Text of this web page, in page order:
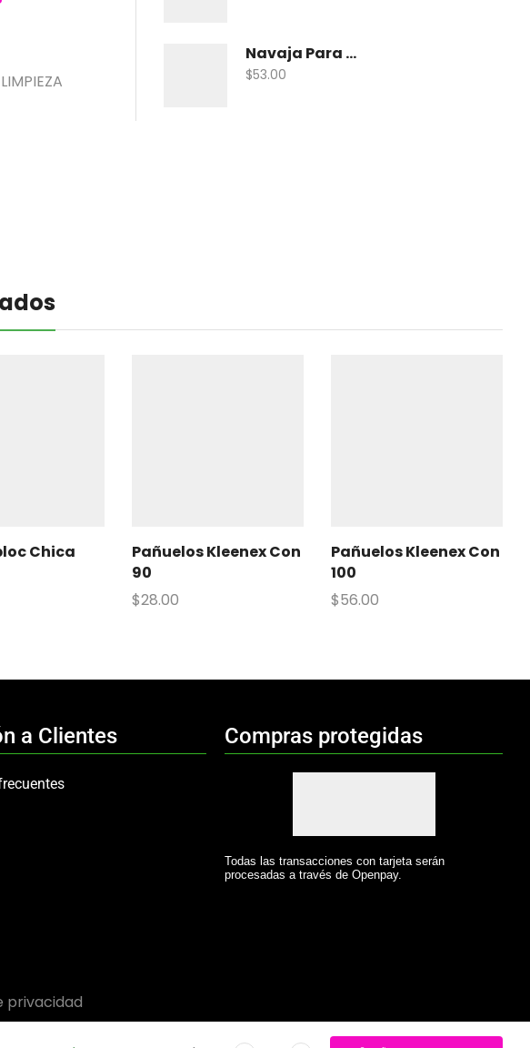
Navaja Para Exacto Olfa Asbb-10 C/10 Nav
$53.00
Chica
Pañuelos Kleenex Con
90
$28.00
Pañuelos Kleenex Con
100
$56.00
a Clientes
privacidad
Compras protegidas
Todas las transacciones con tarjeta serán
procesadas a través de Openpay.